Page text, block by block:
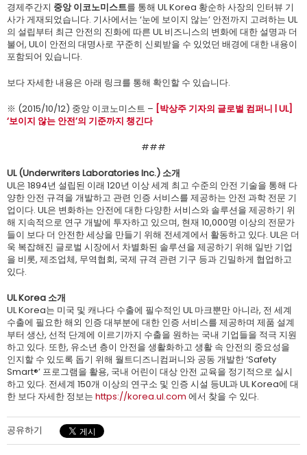
경제주간지 중앙 이코노미스트를 통해 UL Korea 황순하 사장의 인터뷰 기
사가 게재되었습니다. 기사에서는 ‘눈에 보이지 않는’ 안전까지 고려하는 UL
의 설립부터 최근 안전의 진화에 따른 UL 비즈니스의 변화에 대한 설명과 더
불어, UL이 안전의 대명사로 꾸준히 신뢰받을 수 있었던 배경에 대한 내용이
포함되어 있습니다.
보다 자세한 내용은 아래 링크를 통해 확인할 수 있습니다.
※ (2015/10/12) 중앙 이코노미스트 – [박상주 기자의 글로벌 컴퍼니 | UL]
‘보이지 않는 안전’의 기준까지 챙긴다
###
UL (Underwriters Laboratories Inc.) 소개
UL은 1894년 설립된 이래 120년 이상 세계 최고 수준의 안전 기술을 통해 다
양한 안전 규격을 개발하고 관련 인증 서비스를 제공하는 안전 과학 전문 기
업이다. UL은 변화하는 안전에 대한 다양한 서비스와 솔루션을 제공하기 위
해 지속적으로 연구 개발에 투자하고 있으며, 현재 10,000명 이상의 전문가
들이 보다 더 안전한 세상을 만들기 위해 전세계에서 활동하고 있다. UL은 더
욱 복잡해진 글로벌 시장에서 차별화된 솔루션을 제공하기 위해 일반 기업
을 비롯, 제조업체, 무역협회, 국제 규격 관련 기구 등과 긴밀하게 협업하고
있다.
UL Korea 소개
UL Korea는 미국 및 캐나다 수출에 필수적인 UL 마크뿐만 아니라, 전 세계
수출에 필요한 해외 인증 대부분에 대한 인증 서비스를 제공하며 제품 설계
부터 생산, 선적 단계에 이르기까지 수출을 원하는 국내 기업들을 적극 지원
하고 있다. 또한, 유소년 층이 안전을 생활화하고 생활 속 안전의 중요성을
인지할 수 있도록 돕기 위해 월트디즈니컴퍼니와 공동 개발한 ‘Safety
Smart®’ 프로그램을 활용, 국내 어린이 대상 안전 교육을 정기적으로 실시
하고 있다. 전세계 150개 이상의 연구소 및 인증 시설 등UL과 UL Korea에 대
한 보다 자세한 정보는 https://korea.ul.com 에서 찾을 수 있다.
공유하기